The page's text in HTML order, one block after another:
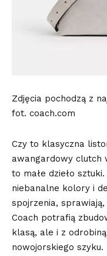
Zdjęcia pochodzą z
fot. coach.com
Czy to klasyczna
awangardowy clutch
to małe dzieło sztuki.
niebanalne kolory i
spojrzenia,
Coach potrafią
klasą, ale i z
nowojorskiego szyku.